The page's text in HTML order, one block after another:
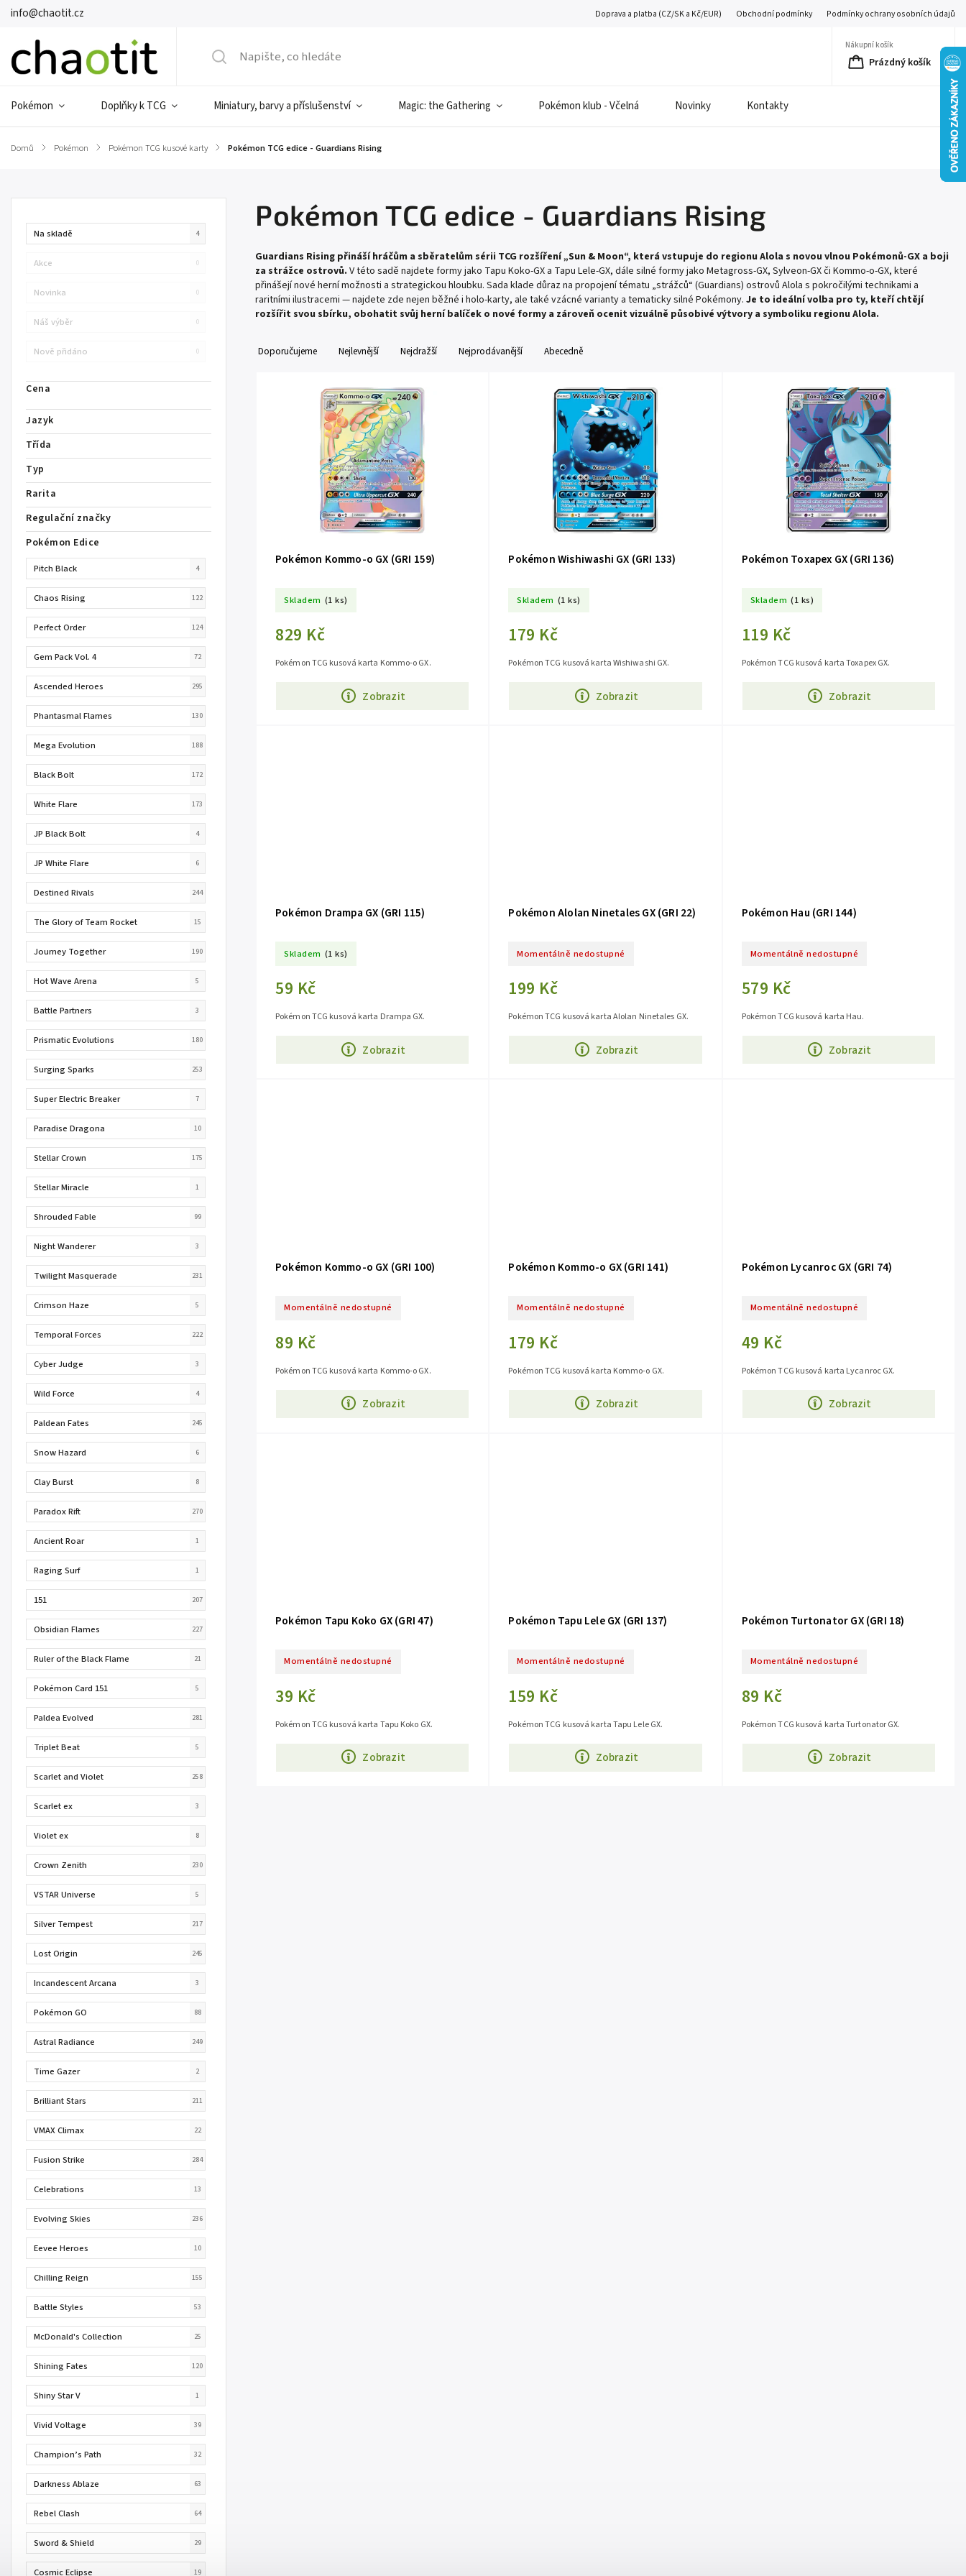
info@chaotit.cz Doprava a platba (CZ/SK a Kč/EUR) Obchodní podmínky Podmínky ochrany osobních údajů
Nákupní košík
Prázdný košík
Pokémon Doplňky k TCG Miniatury, barvy a příslušenství Magic: the Gathering Pokémon klub - Včelná Novinky Kontakty
Domů / Pokémon / Pokémon TCG kusové karty / Pokémon TCG edice - Guardians Rising
Na skladě 4
Akce 0
Novinka 0
Náš výběr 0
Nově přidáno 0
Cena
Jazyk
Třída
Typ
Rarita
Regulační značky
Pokémon Edice
Pitch Black 4
Chaos Rising 122
Perfect Order 124
Gem Pack Vol. 4 72
Ascended Heroes 295
Phantasmal Flames 130
Mega Evolution 188
Black Bolt 172
White Flare 173
JP Black Bolt 4
JP White Flare 6
Destined Rivals 244
The Glory of Team Rocket 15
Journey Together 190
Hot Wave Arena 5
Battle Partners 3
Prismatic Evolutions 180
Surging Sparks 253
Super Electric Breaker 7
Paradise Dragona 10
Stellar Crown 175
Stellar Miracle 1
Shrouded Fable 99
Night Wanderer 3
Twilight Masquerade 231
Crimson Haze 5
Temporal Forces 222
Cyber Judge 3
Wild Force 4
Paldean Fates 245
Snow Hazard 6
Clay Burst 8
Paradox Rift 270
Ancient Roar 1
Raging Surf 1
151 207
Obsidian Flames 227
Ruler of the Black Flame 21
Pokémon Card 151 5
Paldea Evolved 281
Triplet Beat 5
Scarlet and Violet 258
Scarlet ex 3
Violet ex 8
Crown Zenith 230
VSTAR Universe 5
Silver Tempest 217
Lost Origin 245
Incandescent Arcana 3
Pokémon GO 88
Astral Radiance 249
Time Gazer 2
Brilliant Stars 211
VMAX Climax 22
Fusion Strike 284
Celebrations 13
Evolving Skies 236
Eevee Heroes 10
Chilling Reign 155
Battle Styles 53
McDonald's Collection 25
Shining Fates 120
Shiny Star V 1
Vivid Voltage 39
Champion’s Path 32
Darkness Ablaze 63
Rebel Clash 64
Sword & Shield 29
Cosmic Eclipse 19
Pokémon TCG edice - Guardians Rising
Guardians Rising přináší hráčům a sběratelům sérii TCG rozšíření „Sun & Moon“, která vstupuje do regionu Alola s novou vlnou Pokémonů-GX a boji
za strážce ostrovů. V této sadě najdete formy jako Tapu Koko‑GX a Tapu Lele‑GX, dále silné formy jako Metagross‑GX, Sylveon‑GX či Kommo‑o‑GX, které
přinášejí nové herní možnosti a strategickou hloubku. Sada klade důraz na propojení tématu „strážců“ (Guardians) ostrovů Alola s pokročilými technikami a
raritními ilustracemi — najdete zde nejen běžné i holo-karty, ale také vzácné varianty a tematicky silné Pokémony. Je to ideální volba pro ty, kteří chtějí
rozšířit svou sbírku, obohatit svůj herní balíček o nové formy a zároveň ocenit vizuálně působivé výtvory a symboliku regionu Alola.
Doporučujeme Nejlevnější Nejdražší Nejprodávanější Abecedně
Pokémon Kommo-o GX (GRI 159)
Skladem (1 ks)
829 Kč
Zobrazit
Pokémon TCG kusová karta Kommo-o GX.
Pokémon Wishiwashi GX (GRI 133)
Skladem (1 ks)
179 Kč
Zobrazit
Pokémon TCG kusová karta Wishiwashi GX.
Pokémon Toxapex GX (GRI 136)
Skladem (1 ks)
119 Kč
Zobrazit
Pokémon TCG kusová karta Toxapex GX.
Pokémon Drampa GX (GRI 115)
Skladem (1 ks)
59 Kč
Zobrazit
Pokémon TCG kusová karta Drampa GX.
Pokémon Alolan Ninetales GX (GRI 22)
Momentálně nedostupné
199 Kč
Zobrazit
Pokémon TCG kusová karta Alolan Ninetales GX.
Pokémon Hau (GRI 144)
Momentálně nedostupné
579 Kč
Zobrazit
Pokémon TCG kusová karta Hau.
Pokémon Kommo-o GX (GRI 100)
Momentálně nedostupné
89 Kč
Zobrazit
Pokémon TCG kusová karta Kommo-o GX.
Pokémon Kommo-o GX (GRI 141)
Momentálně nedostupné
179 Kč
Zobrazit
Pokémon TCG kusová karta Kommo-o GX.
Pokémon Lycanroc GX (GRI 74)
Momentálně nedostupné
49 Kč
Zobrazit
Pokémon TCG kusová karta Lycanroc GX.
Pokémon Tapu Koko GX (GRI 47)
Momentálně nedostupné
39 Kč
Zobrazit
Pokémon TCG kusová karta Tapu Koko GX.
Pokémon Tapu Lele GX (GRI 137)
Momentálně nedostupné
159 Kč
Zobrazit
Pokémon TCG kusová karta Tapu Lele GX.
Pokémon Turtonator GX (GRI 18)
Momentálně nedostupné
89 Kč
Zobrazit
Pokémon TCG kusová karta Turtonator GX.